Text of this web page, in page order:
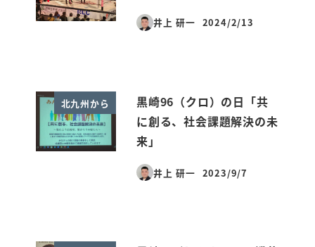
井上 研一
投稿日
2024/2/13
北九州から
黒崎96（クロ）の日「共
に創る、社会課題解決の未
来」
井上 研一
投稿日
2023/9/7